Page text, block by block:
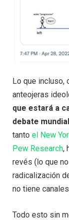
Lo que incluso,
anteojeras
que estará a
debate mundial
tanto el New
Pew Research,
revés (lo que
radicalización
no tiene
Todo esto sin